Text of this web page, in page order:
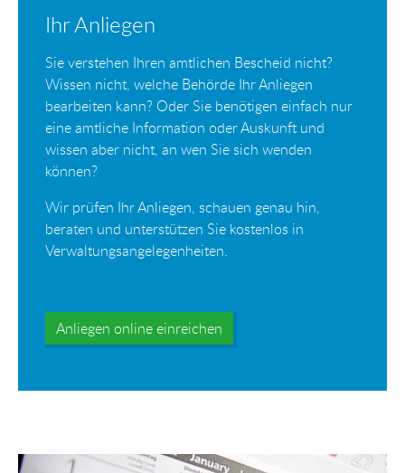
Ihr Anliegen
Sie verstehen Ihren amtlichen Bescheid nicht?
Wissen nicht, welche Behörde Ihr Anliegen
bearbeiten kann? Oder Sie benötigen einfach nur
eine amtliche Information oder Auskunft und
wissen aber nicht, an wen Sie sich wenden
können?
Wir prüfen Ihr Anliegen, schauen genau hin,
beraten und unterstützen Sie kostenlos in
Verwaltungsangelegenheiten.
Anliegen online einreichen